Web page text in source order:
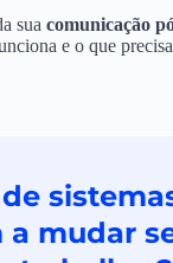
sua comunicação
e o que
mudar